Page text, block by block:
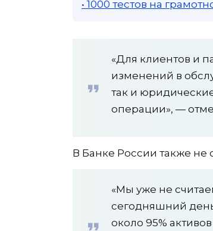
• 1000 тестов на
«Для клиентов и
изменений в
так и
операции», —
В Банке России также не
«Мы уже не
сегодняшний
около 95%